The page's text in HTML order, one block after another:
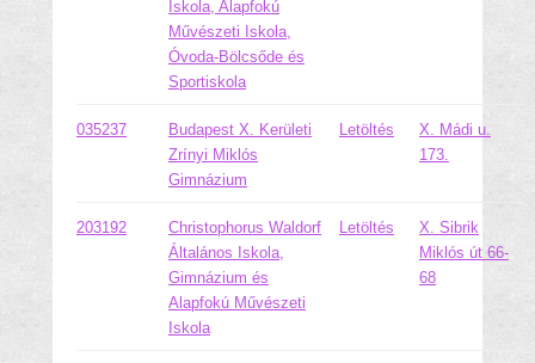
Iskola, Alapfokú
Művészeti Iskola,
Óvoda-Bölcsőde és
Sportiskola
035237
Budapest X. Kerületi
Zrínyi Miklós
Gimnázium
Letöltés
X. Mádi u.
173.
203192
Christophorus Waldorf
Általános Iskola,
Gimnázium és
Alapfokú Művészeti
Iskola
Letöltés
X. Sibrik
Miklós út 66-
68